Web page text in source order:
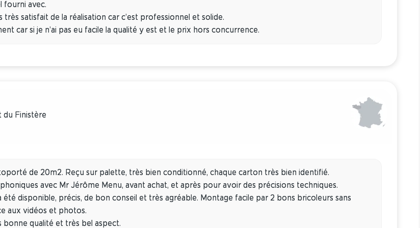
fourni avec.
très satisfait de la réalisation car c’est professionnel et solide.
car si je n’ai pas eu facile la qualité y est et le prix hors concurrence.
du Finistère
de 20m2. Reçu sur palette, très bien conditionné, chaque carton très bien identifié.
avec Mr Jérôme Menu, avant achat, et après pour avoir des précisions techniques.
été disponible, précis, de bon conseil et très agréable. Montage facile par 2 bons bricoleurs sans
aux vidéos et photos.
bonne qualité et très bel aspect.